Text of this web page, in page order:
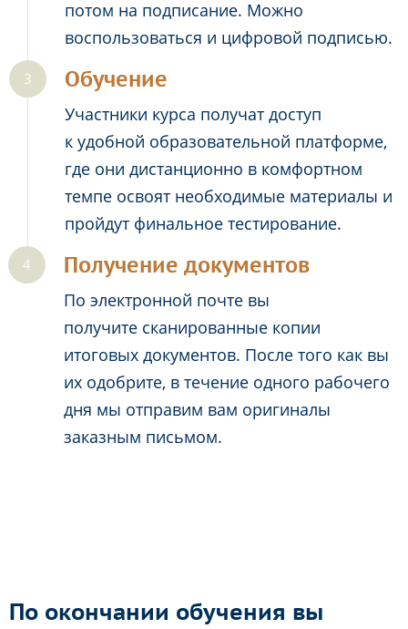
потом на подписание. Можно
воспользоваться и цифровой подписью.
Обучение
Участники курса получат доступ
к удобной образовательной платформе,
где они дистанционно в комфортном
темпе освоят необходимые материалы и
пройдут финальное тестирование.
Получение документов
По электронной почте вы
получите сканированные копии
итоговых документов. После того как вы
их одобрите, в течение одного рабочего
дня мы отправим вам оригиналы
заказным письмом.
По окончании обучения вы